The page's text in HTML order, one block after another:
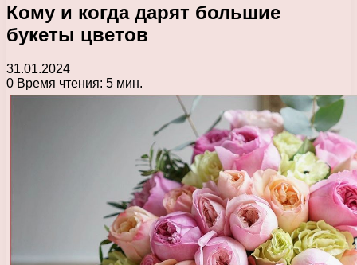
Кому и когда дарят большие
букеты цветов
31.01.2024
0 Время чтения: 5 мин.